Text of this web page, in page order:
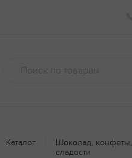
Каталог
Шоколад, конфеты,
сладости